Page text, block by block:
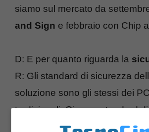
siamo sul mercato da
and Sign e febbraio con Chip
D: E per quanto riguarda la
R: Gli standard di sicurezza
soluzione sono gli stessi dei
tradizionali. Ci sono standard
stabiliti dai circuiti, che